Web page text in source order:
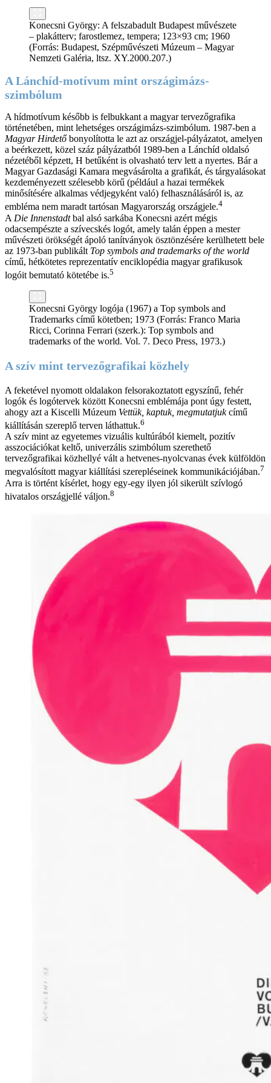
Konecsni György: A felszabadult Budapest művészete
– plakátterv; farostlemez, tempera; 123×93 cm; 1960
(Forrás: Budapest, Szépművészeti Múzeum – Magyar
Nemzeti Galéria, ltsz. XY.2000.207.)
A Lánchíd-motívum mint országimázs-
szimbólum
A hídmotívum később is felbukkant a magyar tervezőgrafika
történetében, mint lehetséges országimázs-szimbólum. 1987-ben a
Magyar Hirdetőbonyolította le azt az országjel-pályázatot, amelyen
a beérkezett, közel száz pályázatból 1989-ben a Lánchíd oldalsó
nézetéből képzett, H betűként is olvasható terv lett a nyertes. Bár a
Magyar Gazdasági Kamara megvásárolta a grafikát, és tárgyalásokat
kezdeményezett szélesebb körű (például a hazai termékek
minősítésére alkalmas védjegyként való) felhasználásáról is, az
embléma nem maradt tartósan Magyarország országjele.4
A Die Innenstadtbal alsó sarkába Konecsni azért mégis
odacsempészte a szívecskés logót, amely talán éppen a mester
művészeti örökségét ápoló tanítványok ösztönzésére kerülhetett bele
az 1973-ban publikált Top symbols and trademarks of the world
című, hétkötetes reprezentatív enciklopédia magyar grafikusok
logóit bemutató kötetébe is.5
Konecsni György logója (1967) a Top symbols and
Trademarks című kötetben; 1973 (Forrás: Franco Maria
Ricci, Corinna Ferrari (szerk.): Top symbols and
trademarks of the world. Vol. 7. Deco Press, 1973.)
A szív mint tervezőgrafikai közhely
A feketével nyomott oldalakon felsorakoztatott egyszínű, fehér
logók és logótervek között Konecsni emblémája pont úgy festett,
ahogy azt a Kiscelli Múzeum Vettük, kaptuk, megmutatjukcímű
kiállításán szereplő terven láthattuk.6
A szív mint az egyetemes vizuális kultúrából kiemelt, pozitív
asszociációkat keltő, univerzális szimbólum szerethető
tervezőgrafikai közhellyé vált a hetvenes-nyolcvanas évek külföldön
megvalósított magyar kiállítási szerepléseinek kommunikációjában.7
Arra is történt kísérlet, hogy egy-egy ilyen jól sikerült szívlogó
hivatalos országjellé váljon.8